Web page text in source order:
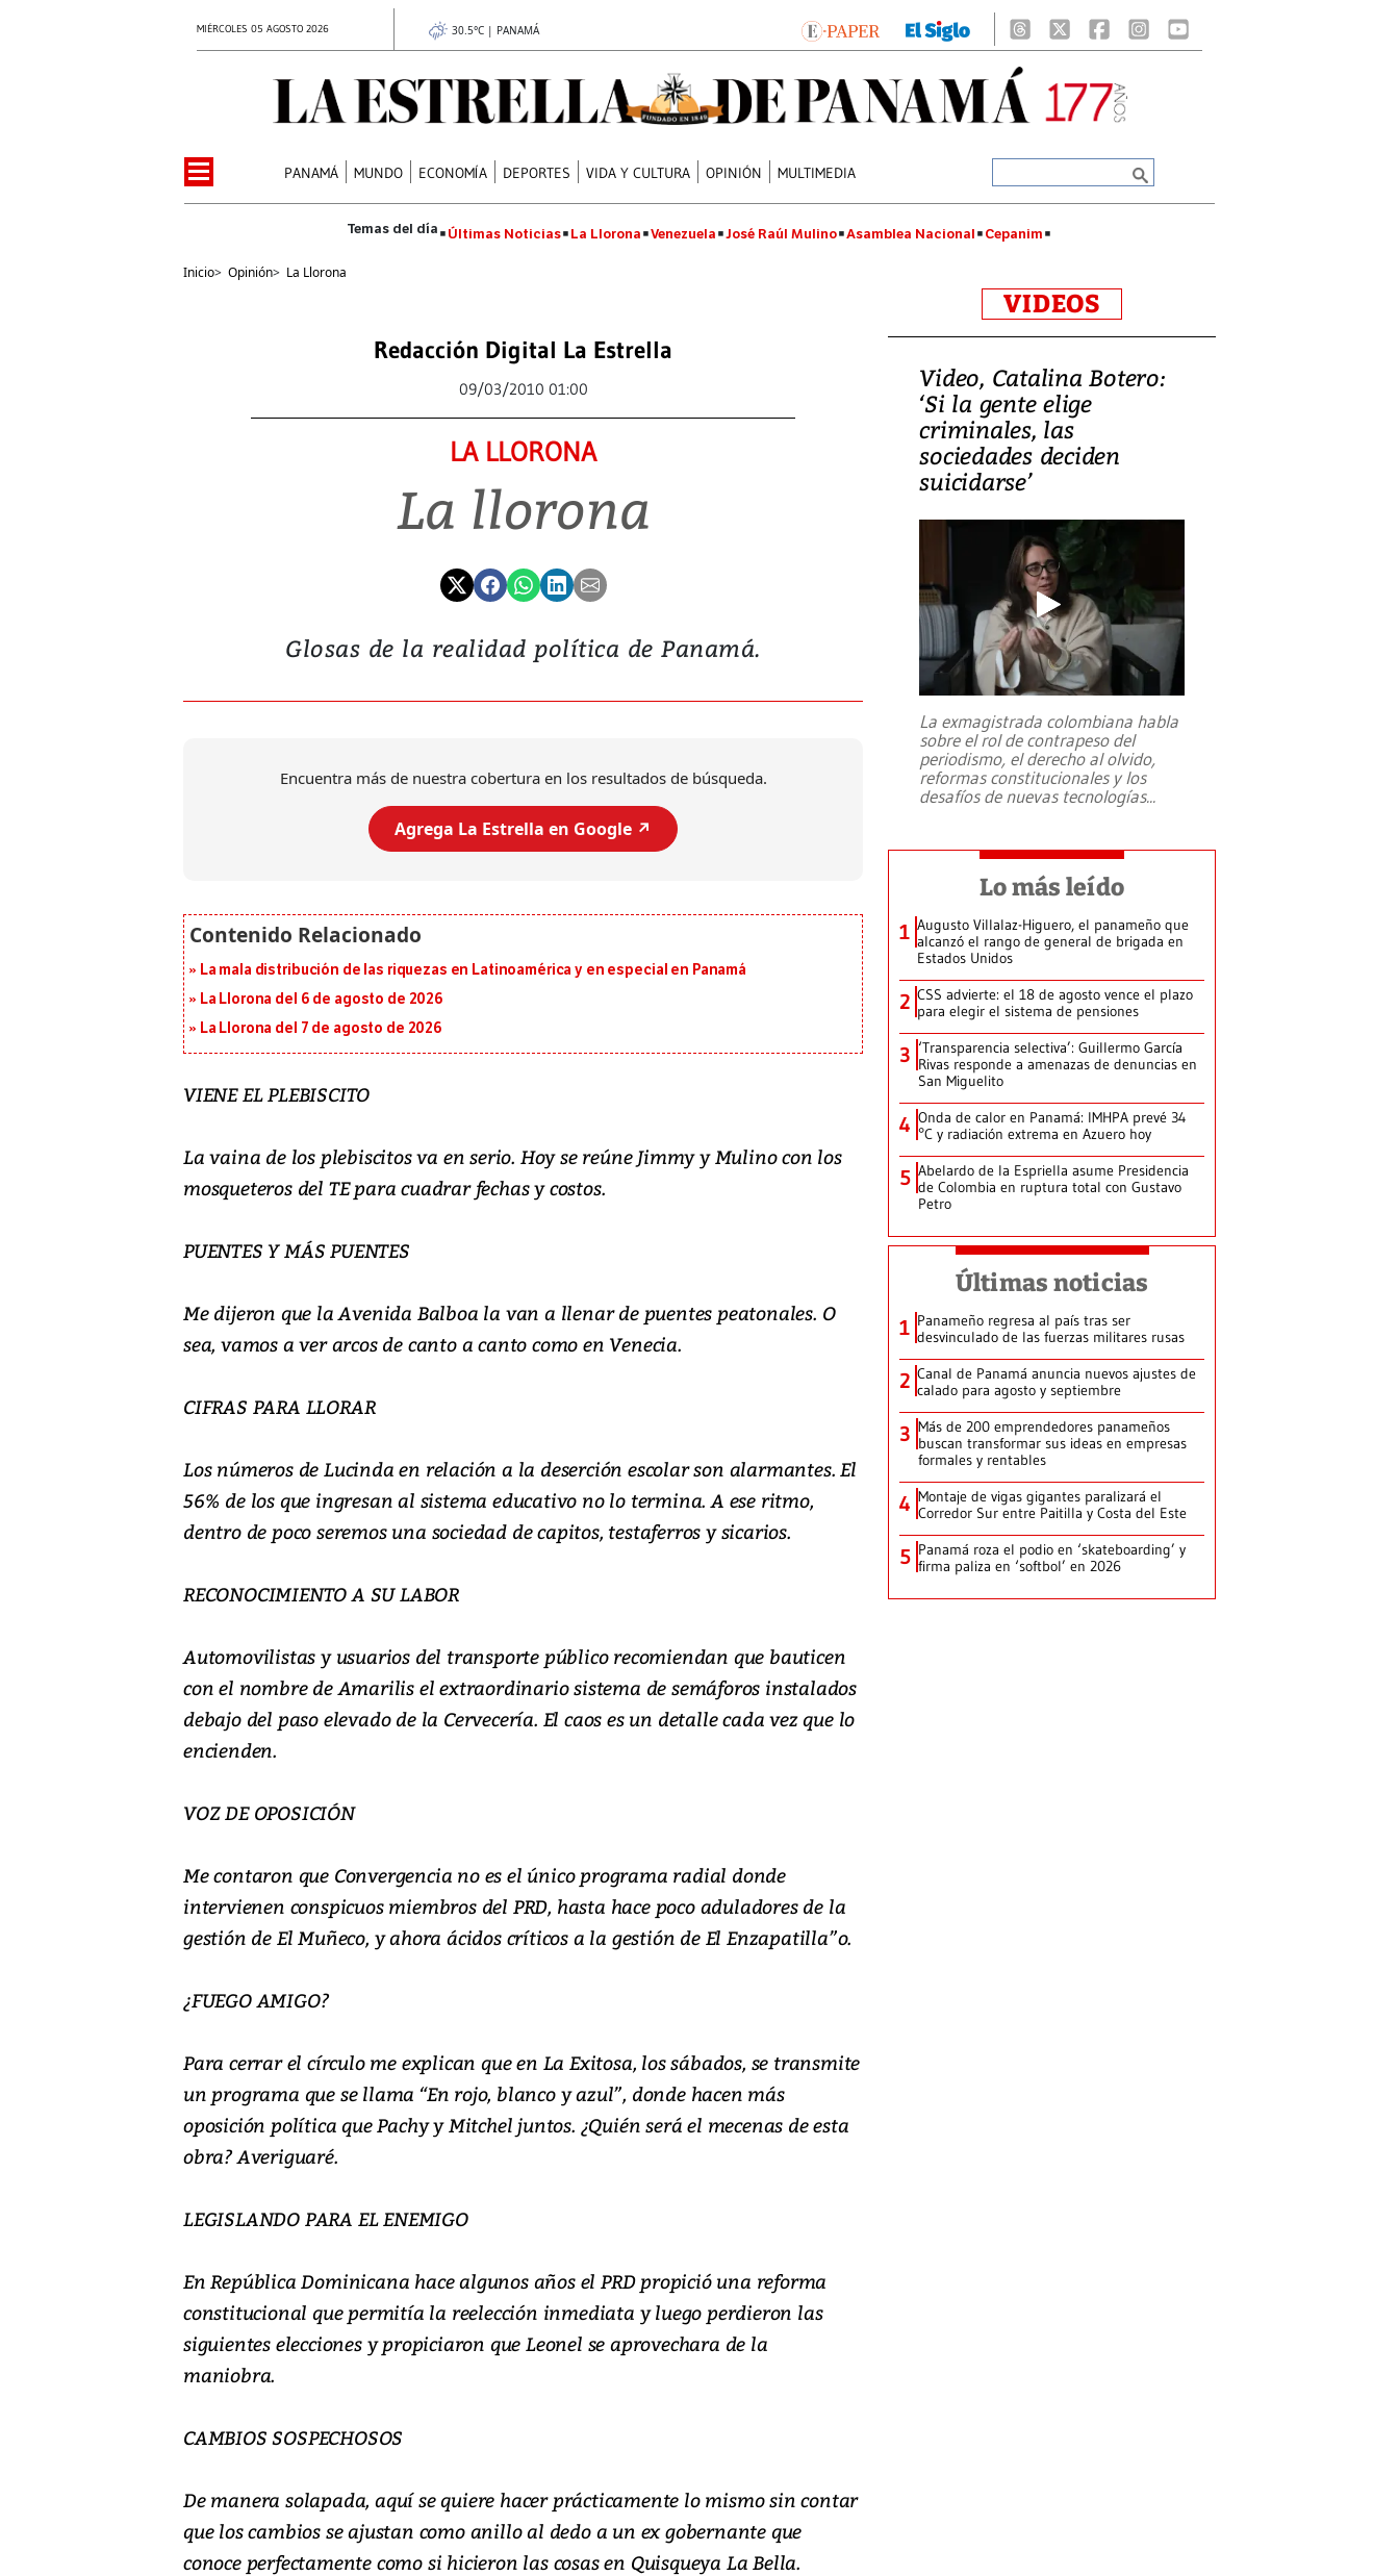
MIÉRCOLES 05 AGOSTO 2026 30.5°C | PANAMÁ
PANAMÁ MUNDO ECONOMÍA DEPORTES VIDA Y CULTURA OPINIÓN MULTIMEDIA
Últimas Noticias La Llorona Venezuela José Raúl Mulino Asamblea Nacional Cepanim
Inicio> Opinión> La Llorona
Redacción Digital La Estrella
09/03/2010 01:00
LA LLORONA
La llorona
Glosas de la realidad política de Panamá.
Encuentra más de nuestra cobertura en los resultados de búsqueda.
Agrega La Estrella en Google ↗️
La mala distribución de las riquezas en Latinoamérica y en especial en Panamá
La Llorona del 6 de agosto de 2026
La Llorona del 7 de agosto de 2026
VIENE EL PLEBISCITO
La vaina de los plebiscitos va en serio. Hoy se reúne Jimmy y Mulino con los
mosqueteros del TE para cuadrar fechas y costos.
PUENTES Y MÁS PUENTES
Me dijeron que la Avenida Balboa la van a llenar de puentes peatonales. O
sea, vamos a ver arcos de canto a canto como en Venecia.
CIFRAS PARA LLORAR
Los números de Lucinda en relación a la deserción escolar son alarmantes. El
56% de los que ingresan al sistema educativo no lo termina. A ese ritmo,
dentro de poco seremos una sociedad de capitos, testaferros y sicarios.
RECONOCIMIENTO A SU LABOR
Automovilistas y usuarios del transporte público recomiendan que bauticen
con el nombre de Amarilis el extraordinario sistema de semáforos instalados
debajo del paso elevado de la Cervecería. El caos es un detalle cada vez que lo
encienden.
VOZ DE OPOSICIÓN
Me contaron que Convergencia no es el único programa radial donde
intervienen conspicuos miembros del PRD, hasta hace poco aduladores de la
gestión de El Muñeco, y ahora ácidos críticos a la gestión de El Enzapatilla”o.
¿FUEGO AMIGO?
Para cerrar el círculo me explican que en La Exitosa, los sábados, se transmite
un programa que se llama “En rojo, blanco y azul”, donde hacen más
oposición política que Pachy y Mitchel juntos. ¿Quién será el mecenas de esta
obra? Averiguaré.
LEGISLANDO PARA EL ENEMIGO
En República Dominicana hace algunos años el PRD propició una reforma
constitucional que permitía la reelección inmediata y luego perdieron las
siguientes elecciones y propiciaron que Leonel se aprovechara de la
maniobra.
CAMBIOS SOSPECHOSOS
De manera solapada, aquí se quiere hacer prácticamente lo mismo sin contar
que los cambios se ajustan como anillo al dedo a un ex gobernante que
conoce perfectamente como si hicieron las cosas en Quisqueya La Bella.
VIDEOS
Video, Catalina Botero:
‘Si la gente elige
criminales, las
sociedades deciden
suicidarse’
La exmagistrada colombiana habla
sobre el rol de contrapeso del
periodismo, el derecho al olvido,
reformas constitucionales y los
desafíos de nuevas tecnologías...
Lo más leído
1 Augusto Villalaz-Higuero, el panameño que
alcanzó el rango de general de brigada en
Estados Unidos
2 CSS advierte: el 18 de agosto vence el plazo
para elegir el sistema de pensiones
3 ‘Transparencia selectiva’: Guillermo García
Rivas responde a amenazas de denuncias en
San Miguelito
4 Onda de calor en Panamá: IMHPA prevé 34
°C y radiación extrema en Azuero hoy
5 Abelardo de la Espriella asume Presidencia
de Colombia en ruptura total con Gustavo
Petro
Últimas noticias
1 Panameño regresa al país tras ser
desvinculado de las fuerzas militares rusas
2 Canal de Panamá anuncia nuevos ajustes de
calado para agosto y septiembre
3 Más de 200 emprendedores panameños
buscan transformar sus ideas en empresas
formales y rentables
4 Montaje de vigas gigantes paralizará el
Corredor Sur entre Paitilla y Costa del Este
5 Panamá roza el podio en ‘skateboarding’ y
firma paliza en ‘softbol’ en 2026